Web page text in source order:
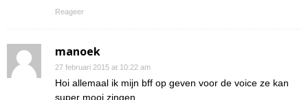
Reageer
manoek
27 februari 2015 at 10:22 am
Hoi allemaal ik mijn bff op geven voor de voice ze kan
super mooi zingen